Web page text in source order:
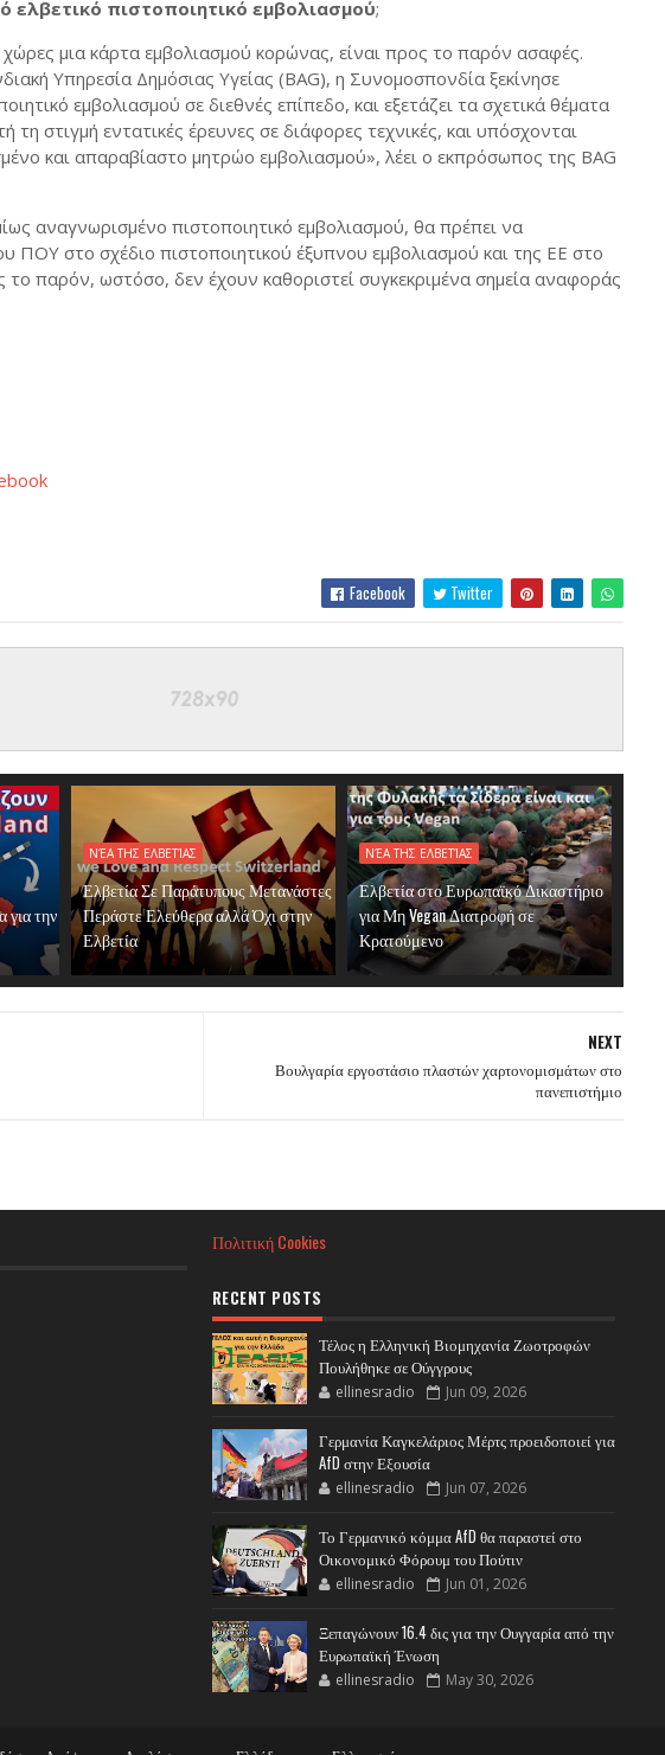
ελβετικό πιστοποιητικό εμβολιασμού;
χώρες μια κάρτα εμβολιασμού κορώνας, είναι προς το παρόν ασαφές.
Υπηρεσία Δημόσιας Υγείας (BAG), η Συνομοσπονδία ξεκίνησε
εμβολιασμού σε διεθνές επίπεδο, και εξετάζει τα σχετικά θέματα
στιγμή εντατικές έρευνες σε διάφορες τεχνικές, και υπόσχονται
και απαραβίαστο μητρώο εμβολιασμού», λέει ο εκπρόσωπος της BAG
αναγνωρισμένο πιστοποιητικό εμβολιασμού, θα πρέπει να
ΠΟΥ στο σχέδιο πιστοποιητικού έξυπνου εμβολιασμού και της ΕΕ στο
παρόν, ωστόσο, δεν έχουν καθοριστεί συγκεκριμένα σημεία αναφοράς
Facebook Twitter
την
ΝΈΑ ΤΗΣ ΕΛΒΕΤΊΑΣ
Ελβετία Σε Παράτυπους Μετανάστες
Περάστε Ελεύθερα αλλά Όχι στην
Ελβετία
ΝΈΑ ΤΗΣ ΕΛΒΕΤΊΑΣ
Ελβετία στο Ευρωπαϊκό Δικαστήριο
για Μη Vegan Διατροφή σε
Κρατούμενο
NEXT
Βουλγαρία εργοστάσιο πλαστών χαρτονομισμάτων στο
πανεπιστήμιο
Πολιτική Cookies
RECENT POSTS
Τέλος η Ελληνική Βιομηχανία Ζωοτροφών
Πουλήθηκε σε Ούγγρους
ellinesradio Jun 09, 2026
Γερμανία Καγκελάριος Μέρτς προειδοποιεί για
AfD στην Εξουσία
ellinesradio Jun 07, 2026
Το Γερμανικό κόμμα AfD θα παραστεί στο
Οικονομικό Φόρουμ του Πούτιν
ellinesradio Jun 01, 2026
Ξεπαγώνουν 16.4 δις για την Ουγγαρία από την
Ευρωπαϊκή Ένωση
ellinesradio May 30, 2026